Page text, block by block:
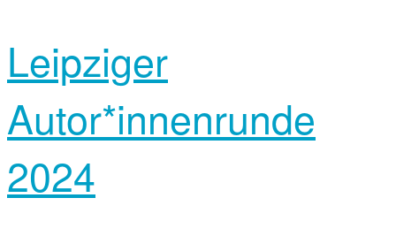
Leipziger
Autor*innenrunde
2024